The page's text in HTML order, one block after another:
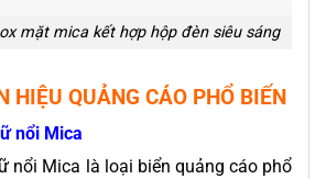
mặt mica kết hợp hộp đèn siêu sáng
HIỆU QUẢNG CÁO PHỔ BIẾN
nổi Mica
nổi Mica là loại biển quảng cáo phổ